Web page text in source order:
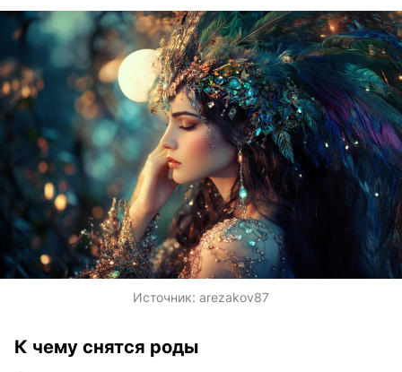
Источник: arezakov87
К чему снятся роды